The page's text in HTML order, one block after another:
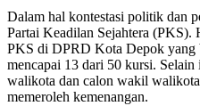
Dalam hal kontestasi politik dan
Partai Keadilan Sejahtera
PKS di DPRD Kota Depok yang
mencapai 13 dari 50 kursi. Selain
walikota dan calon wakil
memeroleh kemenangan.